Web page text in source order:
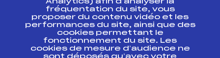
Ressources
Pass’Neige
Projet sportif fédéral
Projet de performance fédéral
Analytics) afin d’analyser la
fréquentation du site, vous
proposer du contenu vidéo et les
performances du site, ainsi que des
cookies permettant le
fonctionnement du site. Les
cookies de mesure d’audience ne
sont déposés qu’avec votre